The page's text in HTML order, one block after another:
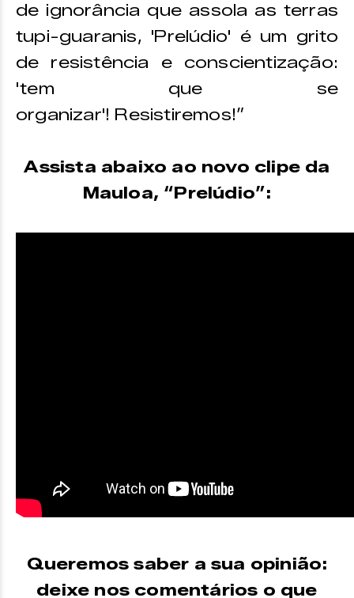
de ignorância que assola as terras
tupi-guaranis, 'Prelúdio' é um grito
de resistência e conscientização:
'tem que se
organizar'! Resistiremos!”
Assista abaixo ao novo clipe da
Mauloa, “Prelúdio”:
Queremos saber a sua opinião:
deixe nos comentários o que